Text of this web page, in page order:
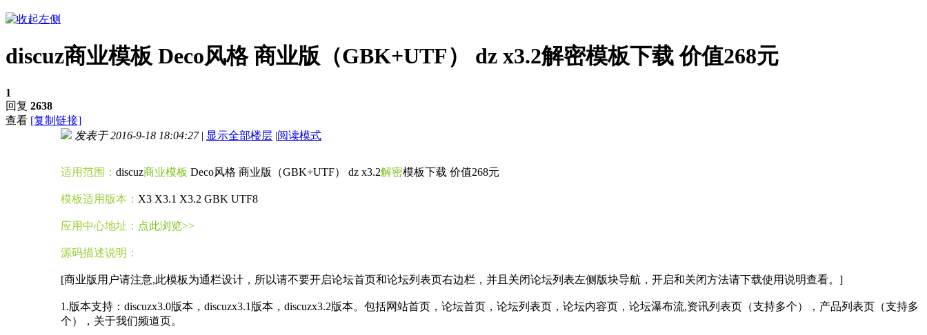
discuz商业模板 Deco风格 商业版（GBK+UTF） dz x3.2解密模板下载 价值268元
1
回复 2638
查看 [复制链接]
发表于 2016-9-18 18:04:27 | 显示全部楼层 |阅读模式
适用范围： discuz商业模板 Deco风格 商业版（GBK+UTF） dz x3.2解密模板下载 价值268元
模板适用版本： X3 X3.1 X3.2 GBK UTF8
应用中心地址： 点此浏览>>
源码描述说明：
[商业版用户请注意,此模板为通栏设计，所以请不要开启论坛首页和论坛列表页右边栏，并且关闭论坛列表左侧版块导航，开启和关闭方法请下载使用说明查看。]
1.版本支持：discuzx3.0版本，discuzx3.1版本，discuzx3.2版本。包括网站首页，论坛首页，论坛列表页，论坛内容页，论坛瀑布流,资讯列表页（支持多个），产品列表页（支持多
个），关于我们频道页。